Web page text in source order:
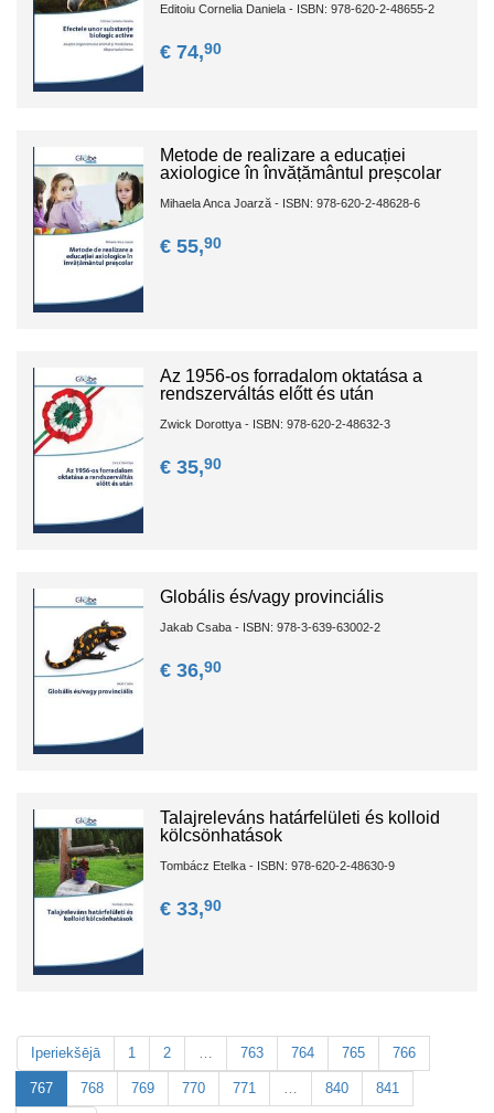
Editoiu Cornelia Daniela - ISBN: 978-620-2-48655-2
€ 74,90
Metode de realizare a educației
axiologice în învățământul preșcolar
Mihaela Anca Joarză - ISBN: 978-620-2-48628-6
€ 55,90
Az 1956-os forradalom oktatása a
rendszerváltás előtt és után
Zwick Dorottya - ISBN: 978-620-2-48632-3
€ 35,90
Globális és/vagy provinciális
Jakab Csaba - ISBN: 978-3-639-63002-2
€ 36,90
Talajreleváns határfelületi és kolloid
kölcsönhatások
Tombácz Etelka - ISBN: 978-620-2-48630-9
€ 33,90
Iperiekšējā 1 2 763 764 765 766
767 768 769 770 771 840 841